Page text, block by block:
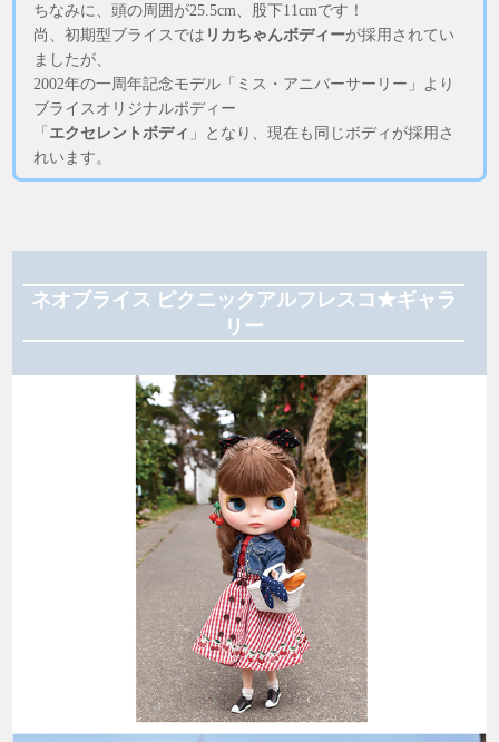
ちなみに、頭の周囲が25.5cm、股下11cmです！
尚、初期型ブライスでは リカちゃんボディーが採用されてい
ましたが、
2002年の一周年記念モデル「ミス・アニバーサーリー」より
ブライスオリジナルボディー
「 エクセレントボディ 」となり、現在も同じボディが採用さ
れいます。
ネオブライス ピクニックアルフレスコ★ギャラ
リー